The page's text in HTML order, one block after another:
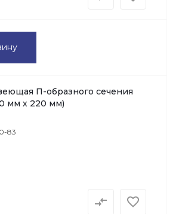
П-образного сечения
мм х 220 мм)
83